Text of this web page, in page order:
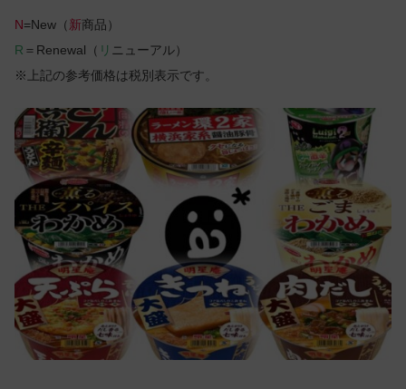
N=New（新商品）
R ＝Renewal（ リ ニューアル）
※上記の参考価格は税別表示です。